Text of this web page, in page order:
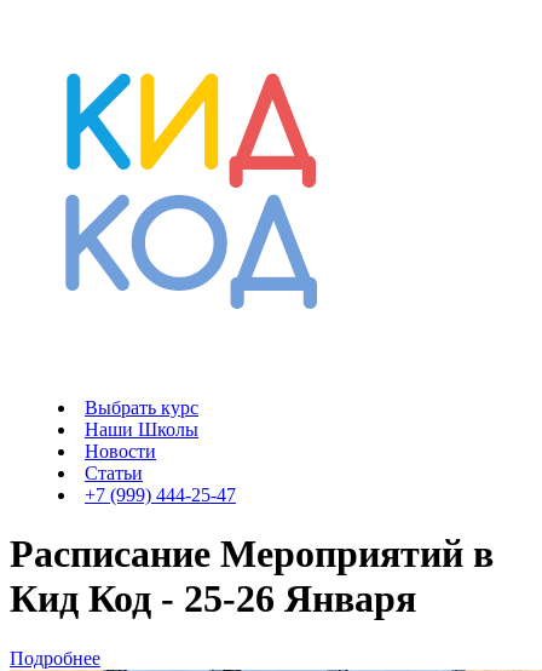
Выбрать курс
Наши Школы
Новости
Статьи
+7 (999) 444-25-47
Расписание Мероприятий в
Кид Код - 25-26 Января
Подробнее